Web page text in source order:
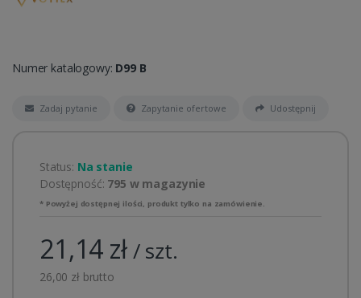
Numer katalogowy: D99 B
Zadaj pytanie Zapytanie ofertowe Udostępnij
Status: Na stanie
Dostępność: 795 w magazynie
* Powyżej dostępnej ilości, produkt tylko na zamówienie.
21,14 zł/ szt.
26,00 zł brutto